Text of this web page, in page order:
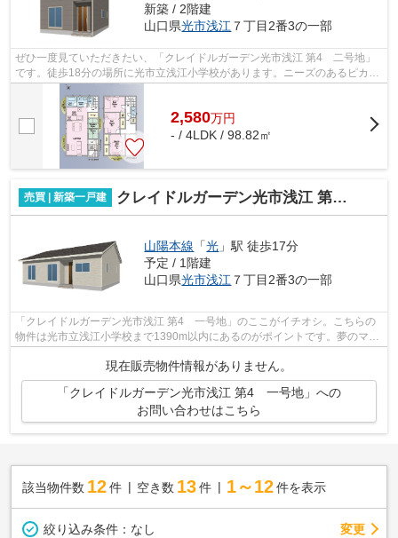
新築 / 2階建
山口県光市浅江 ７丁目2番3の一部
ぜひ一度見ていただきたい、「クレイドルガーデン光市浅江 第4 二号地」
です。徒歩18分の場所に光市立浅江小学校があります。ニーズのあるピカピ
カの新築物件となっています。築2年以...
2,580万円
- / 4LDK / 98.82㎡
売買 | 新築一戸建 クレイドルガーデン光市浅江 第4 一号地
山陽本線 「光 」駅 徒歩17分
予定 / 1階建
山口県光市浅江 ７丁目2番3の一部
「クレイドルガーデン光市浅江 第4 一号地」のここがイチオシ。こちらの
物件は光市立浅江小学校まで1390m以内にあるのがポイントです。夢のマイ
現在販売物件情報がありません。
「クレイドルガーデン光市浅江 第4 一号地」への
お問い合わせはこちら
該当物件数 12件 空き数 13 件 1～12 件を表示
絞り込み条件： なし 変更